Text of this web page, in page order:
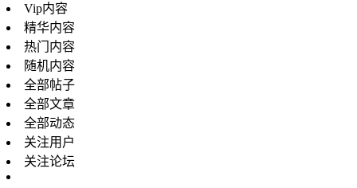
Vip内容
精华内容
热门内容
随机内容
全部帖子
全部文章
全部动态
关注用户
关注论坛